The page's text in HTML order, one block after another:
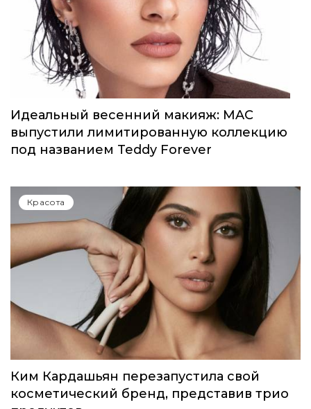
Идеальный весенний макияж: MAC
выпустили лимитированную коллекцию
под названием Teddy Forever
Красота
Ким Кардашьян перезапустила свой
косметический бренд, представив трио